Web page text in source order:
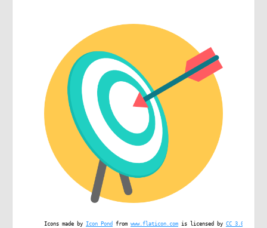
Icons made by Icon Pond from www.flaticon.com is licensed by CC 3.0 BY